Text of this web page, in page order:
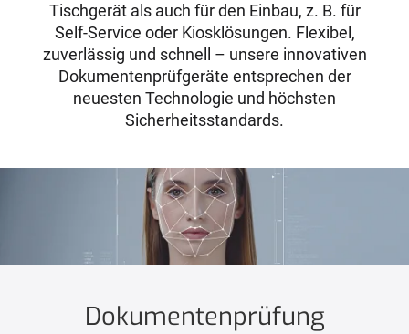
Tischgerät als auch für den Einbau, z. B. für
Self-Service oder Kiosklösungen. Flexibel,
zuverlässig und schnell – unsere innovativen
Dokumentenprüfgeräte entsprechen der
neuesten Technologie und höchsten
Sicherheitsstandards.
Dokumentenprüfung